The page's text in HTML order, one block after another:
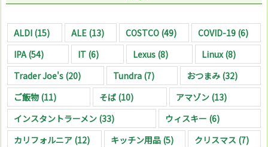
ALDI (15) ALE (13) COSTCO (49) COVID-19 (6)
IPA(54) IT(6) Lexus(8) Linux(8)
Trader Joe's (20) Tundra (7) おつまみ (32)
ご飯物 (11) そば(10) アマゾン (13)
インスタントラーメン (33) ウィスキー (6)
カリフォルニア (12) キッチン用品 (5) クリスマス (7)